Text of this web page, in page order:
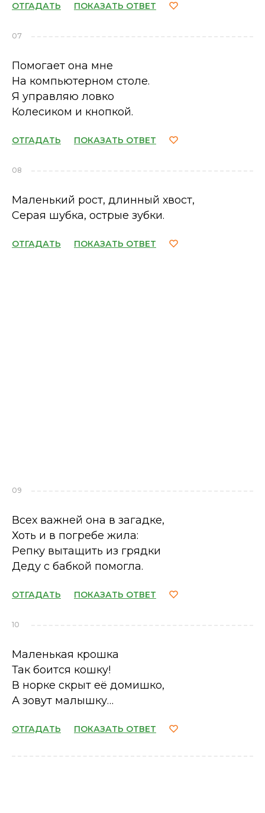
ОТГАДАТЬ ПОКАЗАТЬ ОТВЕТ
07
Помогает она мне
На компьютерном столе.
Я управляю ловко
Колесиком и кнопкой.
ОТГАДАТЬ ПОКАЗАТЬ ОТВЕТ
08
Маленький рост, длинный хвост,
Серая шубка, острые зубки.
ОТГАДАТЬ ПОКАЗАТЬ ОТВЕТ
09
Всех важней она в загадке,
Хоть и в погребе жила:
Репку вытащить из грядки
Деду с бабкой помогла.
ОТГАДАТЬ ПОКАЗАТЬ ОТВЕТ
10
Маленькая крошка
Так боится кошку!
В норке скрыт её домишко,
А зовут малышку…
ОТГАДАТЬ ПОКАЗАТЬ ОТВЕТ